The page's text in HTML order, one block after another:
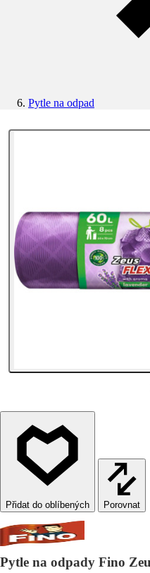
Pytle na odpad
Porovnat
Pytle na odpady Fino